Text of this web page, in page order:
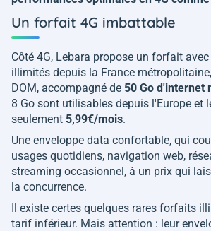
Un forfait 4G imbattable
Côté 4G, Lebara propose un forfait
illimités depuis la France
DOM, accompagné de 50 Go d'internet
8 Go sont utilisables depuis l'Europe et
seulement 5,99€/mois.
Une enveloppe data confortable, qui
usages quotidiens, navigation web,
streaming occasionnel, à un prix qui
la concurrence.
Il existe certes quelques rares forfaits
tarif inférieur. Mais attention : leur